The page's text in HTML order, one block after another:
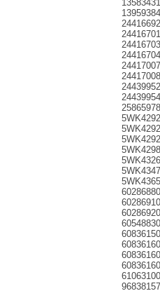
13583431
13959384
24416692
24416701
24416703
24416704
24417007
24417008
24439952
24439954
25865978
96838157